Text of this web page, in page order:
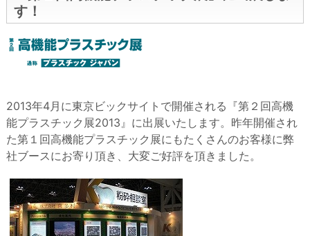
す！
2013年4月に東京ビックサイトで開催される『第２回高機
能プラスチック展2013』に出展いたします。昨年開催され
た第１回高機能プラスチック展にもたくさんのお客様に弊
社ブースにお寄り頂き、大変ご好評を頂きました。